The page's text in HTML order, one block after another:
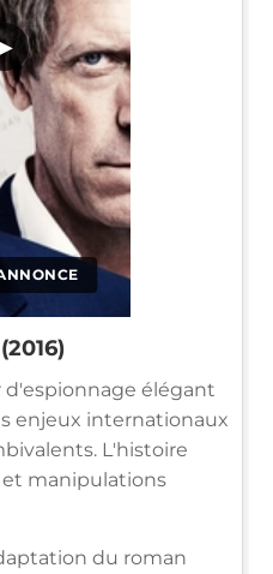
d'espionnage élégant
enjeux internationaux
L'histoire
manipulations
du roman